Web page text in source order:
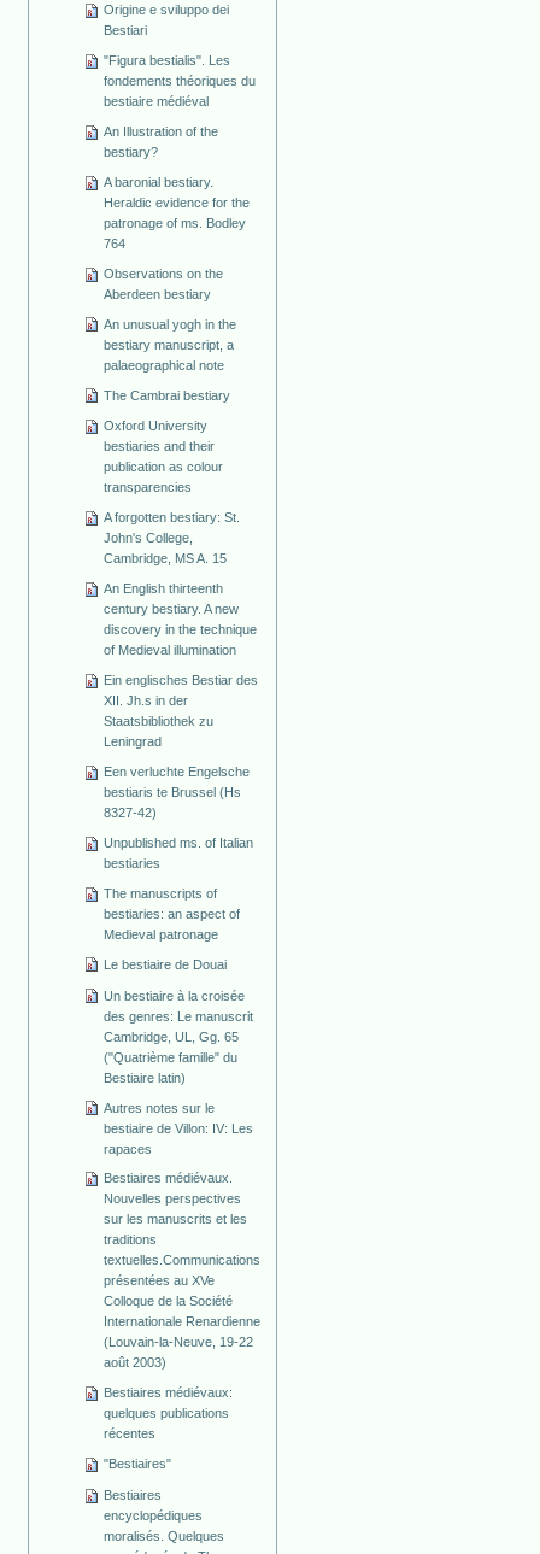
Origine e sviluppo dei
Bestiari
"Figura bestialis". Les
fondements théoriques du
bestiaire médiéval
An Illustration of the
bestiary?
A baronial bestiary.
Heraldic evidence for the
patronage of ms. Bodley
764
Observations on the
Aberdeen bestiary
An unusual yogh in the
bestiary manuscript, a
palaeographical note
The Cambrai bestiary
Oxford University
bestiaries and their
publication as colour
transparencies
A forgotten bestiary: St.
John's College,
Cambridge, MS A. 15
An English thirteenth
century bestiary. A new
discovery in the technique
of Medieval illumination
Ein englisches Bestiar des
XII. Jh.s in der
Staatsbibliothek zu
Leningrad
Een verluchte Engelsche
bestiaris te Brussel (Hs
8327-42)
Unpublished ms. of Italian
bestiaries
The manuscripts of
bestiaries: an aspect of
Medieval patronage
Le bestiaire de Douai
Un bestiaire à la croisée
des genres: Le manuscrit
Cambridge, UL, Gg. 65
("Quatrième famille" du
Bestiaire latin)
Autres notes sur le
bestiaire de Villon: IV: Les
rapaces
Bestiaires médiévaux.
Nouvelles perspectives
sur les manuscrits et les
traditions
textuelles.Communications
présentées au XVe
Colloque de la Société
Internationale Renardienne
(Louvain-la-Neuve, 19-22
août 2003)
Bestiaires médiévaux:
quelques publications
récentes
"Bestiaires"
Bestiaires
encyclopédiques
moralisés. Quelques